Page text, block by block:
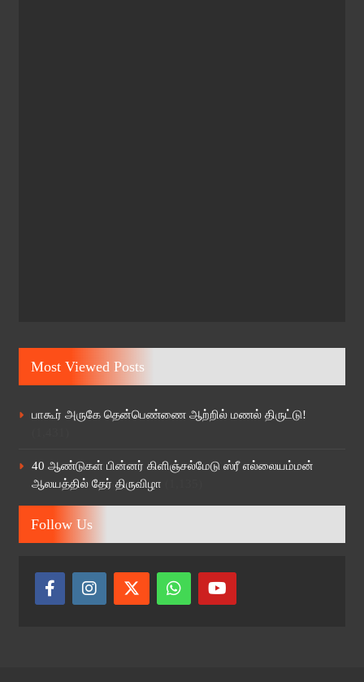
Most Viewed Posts
பாகூர் அருகே தென்பெண்ணை ஆற்றில் மணல் திருட்டு!
40 ஆண்டுகள் பின்னர் கிளிஞ்சல்மேடு ஸ்ரீ எல்லையம்மன்
ஆலயத்தில் தேர் திருவிழா
Follow Us